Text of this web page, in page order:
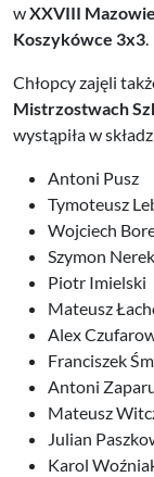
wXXVIII
Koszykówce 3x3.
Chłopcy zajęli
Mistrzostwach
wystąpiła w
Antoni Pusz
Tymoteusz
Wojciech
Szymon Nerek
Piotr Imielski
Mateusz
Alex
Franciszek
Antoni
Mateusz
Julian
Karol